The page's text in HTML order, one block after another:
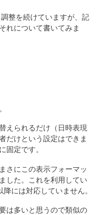
整を続けていますが、記
れについて書いてみま
えられるだけ（日時表現
だけという設定はできま
固定です。
さにこの表示フォーマッ
した。これを利用してい
には対応していません。
は多いと思うので類似の